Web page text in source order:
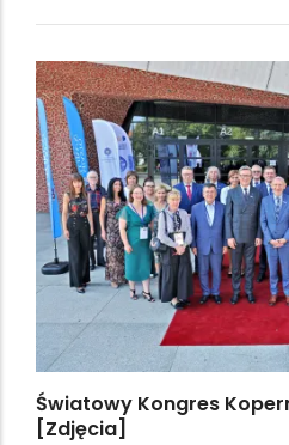
Światowy Kongres
[Zdjęcia]